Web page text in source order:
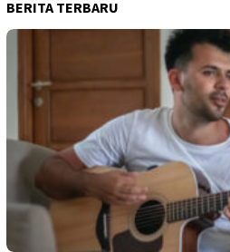
BERITA TERBARU